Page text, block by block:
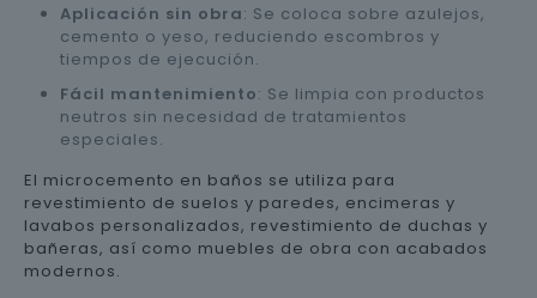
Aplicación sin obra: Se coloca sobre azulejos,
cemento o yeso, reduciendo escombros y
tiempos de ejecución.
Fácil mantenimiento: Se limpia con productos
neutros sin necesidad de tratamientos
especiales.
El microcemento en baños se utiliza para
revestimiento de suelos y paredes, encimeras y
lavabos personalizados, revestimiento de duchas y
bañeras, así como muebles de obra con acabados
modernos.